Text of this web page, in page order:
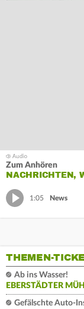
Zum Anhören
NACHRICHTEN,
1:05 News
THEMEN-
Ab ins Wasser!
EBERSTÄDTER
Gefälschte Auto-